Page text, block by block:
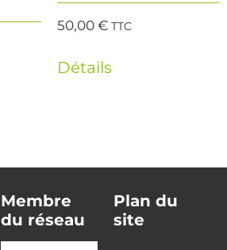
50,00€ TTC
Détails
Membre
du réseau
Plan du
site